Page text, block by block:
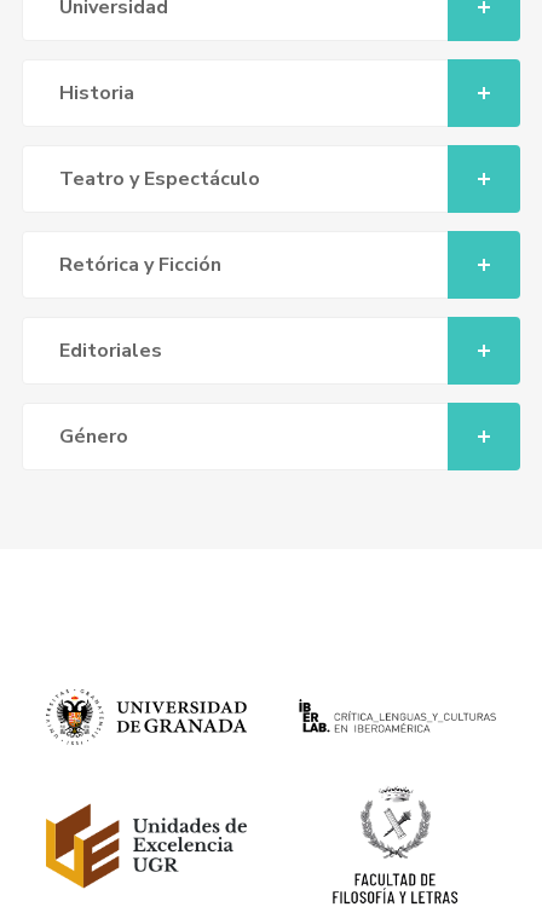
Universidad
Historia
Teatro y Espectáculo
Retórica y Ficción
Editoriales
Género